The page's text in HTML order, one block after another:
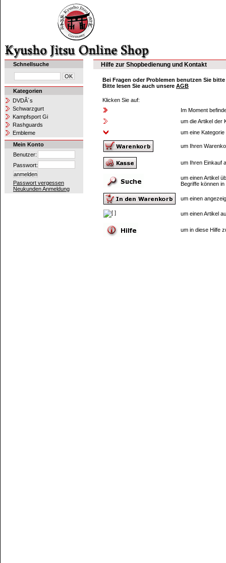
Schnellsuche
Kategorien
DVDÂ´s
Schwarzgurt
Kampfsport Gi
Rashguards
Embleme
Mein Konto
Benutzer:
Passwort:
Passwort vergessen
Neukunden Anmeldung
Hilfe zur Shopbedienung und Kontakt
Bei Fragen oder Problemen benutzen Sie
Bitte lesen Sie auch unsere AGB
Klicken Sie auf:
Im Moment
um die Artikel der
um eine
um Ihren
um Ihren Einkauf
um einen Artikel
Begriffe können
um einen
um einen Artikel
um in diese Hilfe